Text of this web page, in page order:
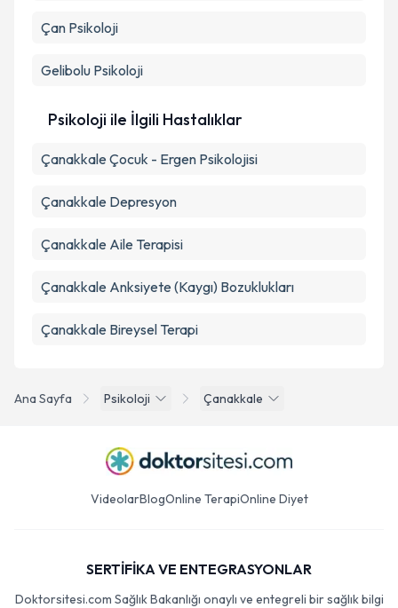
Ana Sayfa Psikoloji Çanakkale
Çan Psikoloji
Gelibolu Psikoloji
Psikoloji ile İlgili Hastalıklar
Çanakkale Çocuk - Ergen Psikolojisi
Çanakkale Depresyon
Çanakkale Aile Terapisi
Çanakkale Anksiyete (Kaygı) Bozuklukları
Çanakkale Bireysel Terapi
VideolarBlogOnline TerapiOnline Diyet
SERTİFİKA VE ENTEGRASYONLAR
Doktorsitesi.com Sağlık Bakanlığı onaylı ve entegreli bir sağlık bilgi